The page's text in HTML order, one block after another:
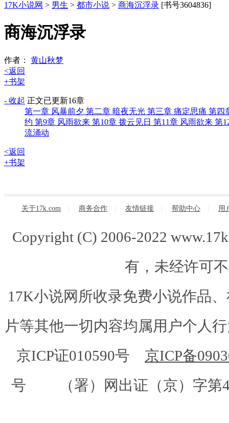
17K小说网 > 男生 > 都市小说 > 商海沉浮录 [书号3604836]
商海沉浮录
作者： 黄山秋梦
<返回
+书架
- 收起 正文已更新16章
第一章 风暴前夕 第二章 暗夜无光 第三章 痛定思痛 第四
约 第9章 风雨欲来 第10章 拨云见日 第11章 风雨欲来 第
流涌动
<返回
+书架
关于17k.com 商务合作 友情链接 帮助中心 用
Copyright (C) 2006-2022
有，未经许可
17K小说网所收录免费小说作品
片等其他一切内容均属用户个人
京ICP证010590号 京ICP备
号 （署）网出证（京）字